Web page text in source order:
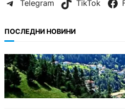
Telegram TikTok
ПОСЛЕДНИ НОВИНИ
БЪЛГАРИЯ
Полицията
фалшиви